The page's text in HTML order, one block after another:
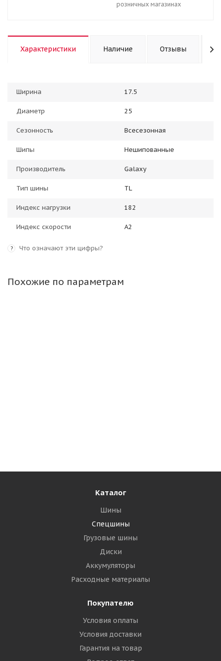
розничных магазинах
Характеристики Наличие Отзывы
Ширина 17.5
Диаметр 25
Сезонность Всесезонная
Шипы Нешипованные
Производитель Galaxy
Тип шины TL
Индекс нагрузки 182
Индекс скорости A2
? Что означают эти цифры?
Похожие по параметрам
39 960₽
Подробнее
Armour 17,5-25 16PR L-3 TL КИТАЙ
Каталог
Шины
Спецшины
Грузовые шины
Диски
Аккумуляторы
Расходные материалы
Покупателю
Условия оплаты
Условия доставки
Гарантия на товар